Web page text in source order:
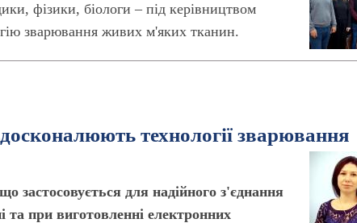
фізики, біологи – під керівництвом
зварювання живих м'яких тканин.
технології зварювання
застосовується для надійного з'єднання
та при виготовленні електронних